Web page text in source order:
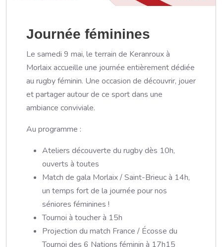
Journée féminines
Le samedi 9 mai, le terrain de Keranroux à
Morlaix accueille une journée entièrement dédiée
au rugby féminin. Une occasion de découvrir, jouer
et partager autour de ce sport dans une
ambiance conviviale.
Au programme :
Ateliers découverte du rugby dès 10h,
ouverts à toutes
Match de gala Morlaix / Saint-Brieuc à 14h,
un temps fort de la journée pour nos
séniores féminines !
Tournoi à toucher à 15h
Projection du match France / Écosse du
Tournoi des 6 Nations féminin à 17h15